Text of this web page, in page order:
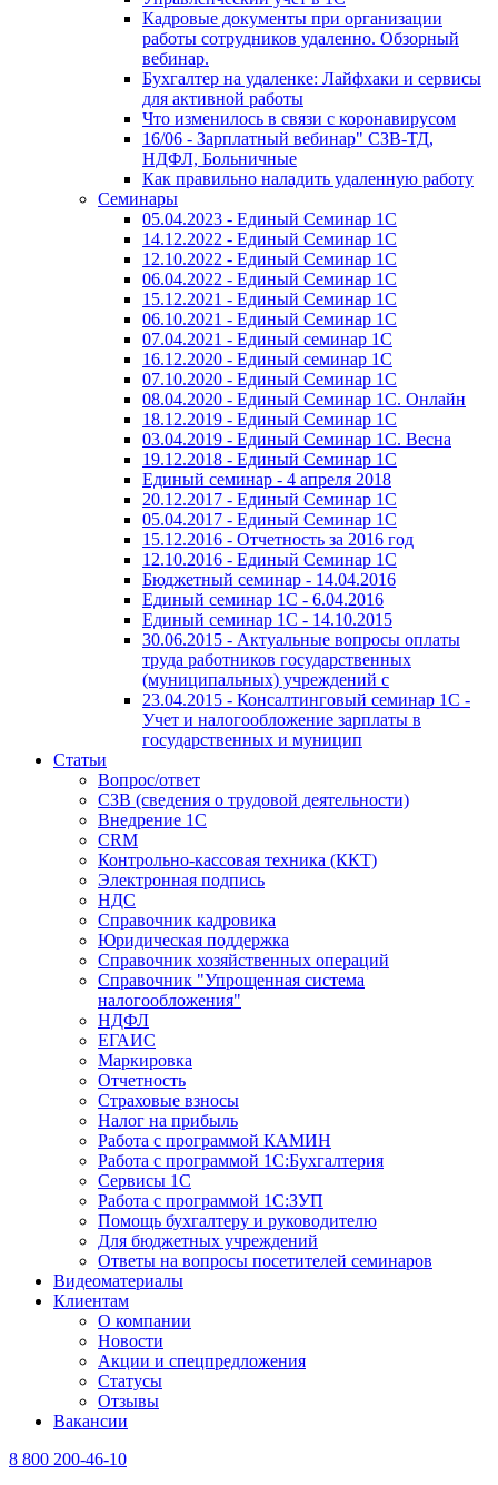
Кадровые документы при организации
работы сотрудников удаленно. Обзорный
вебинар.
Бухгалтер на удаленке: Лайфхаки и сервисы
для активной работы
Что изменилось в связи с коронавирусом
16/06 - Зарплатный вебинар" СЗВ-ТД,
НДФЛ, Больничные
Как правильно наладить удаленную работу
Семинары
05.04.2023 - Единый Семинар 1С
14.12.2022 - Единый Семинар 1С
12.10.2022 - Единый Семинар 1С
06.04.2022 - Единый Семинар 1С
15.12.2021 - Единый Семинар 1С
06.10.2021 - Единый Семинар 1С
07.04.2021 - Единый семинар 1С
16.12.2020 - Единый семинар 1С
07.10.2020 - Единый Семинар 1С
08.04.2020 - Единый Семинар 1С. Онлайн
18.12.2019 - Единый Семинар 1С
03.04.2019 - Единый Семинар 1С. Весна
19.12.2018 - Единый Семинар 1С
Единый семинар - 4 апреля 2018
20.12.2017 - Единый Семинар 1С
05.04.2017 - Единый Семинар 1С
15.12.2016 - Отчетность за 2016 год
12.10.2016 - Единый Семинар 1С
Бюджетный семинар - 14.04.2016
Единый семинар 1С - 6.04.2016
Единый семинар 1С - 14.10.2015
30.06.2015 - Актуальные вопросы оплаты
труда работников государственных
(муниципальных) учреждений с
23.04.2015 - Консалтинговый семинар 1С -
Учет и налогообложение зарплаты в
государственных и муницип
Статьи
Вопрос/ответ
СЗВ (сведения о трудовой деятельности)
Внедрение 1С
CRM
Контрольно-кассовая техника (ККТ)
Электронная подпись
НДС
Справочник кадровика
Юридическая поддержка
Справочник хозяйственных операций
Справочник "Упрощенная система
налогообложения"
НДФЛ
ЕГАИС
Маркировка
Отчетность
Страховые взносы
Налог на прибыль
Работа с программой КАМИН
Работа с программой 1С:Бухгалтерия
Сервисы 1С
Работа с программой 1С:ЗУП
Помощь бухгалтеру и руководителю
Для бюджетных учреждений
Ответы на вопросы посетителей семинаров
Видеоматериалы
Клиентам
О компании
Новости
Акции и спецпредложения
Статусы
Отзывы
Вакансии
8 800 200-46-10